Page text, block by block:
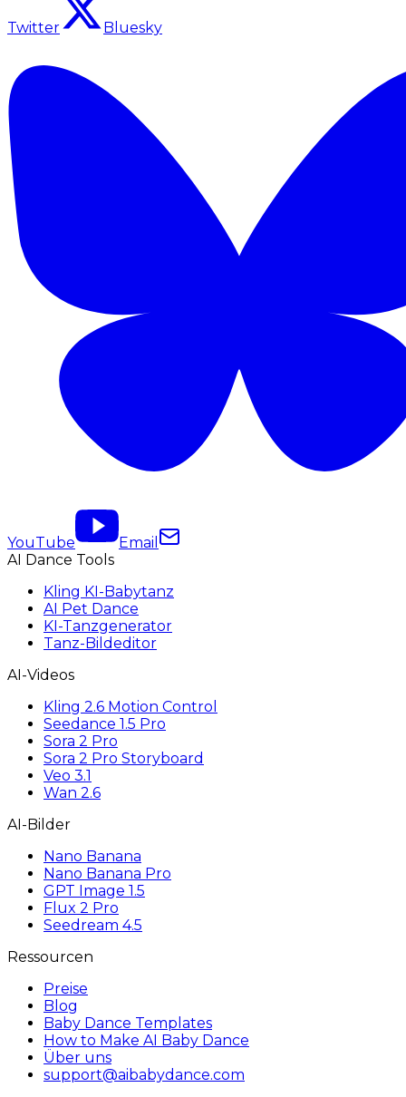
Twitter Bluesky
YouTube
Email
AI Dance Tools
Kling KI-Babytanz
AI Pet Dance
KI-Tanzgenerator
Tanz-Bildeditor
AI-Videos
Kling 2.6 Motion Control
Seedance 1.5 Pro
Sora 2 Pro
Sora 2 Pro Storyboard
Veo 3.1
Wan 2.6
AI-Bilder
Nano Banana
Nano Banana Pro
GPT Image 1.5
Flux 2 Pro
Seedream 4.5
Ressourcen
Preise
Blog
Baby Dance Templates
How to Make AI Baby Dance
Über uns
support@aibabydance.com